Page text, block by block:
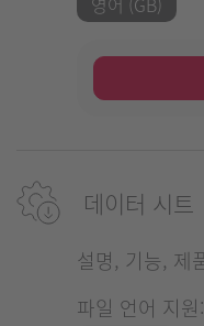
데이터 시트
설명, 기능, 제
파일 언어 지원: